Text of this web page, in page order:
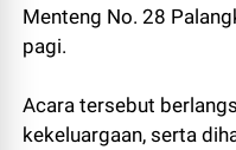
Menteng No. 28
pagi.
Acara tersebut
kekeluargaan, serta